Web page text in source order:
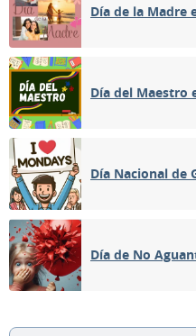
Día de la Madre
Día del Maestro
Día Nacional de
Día de No